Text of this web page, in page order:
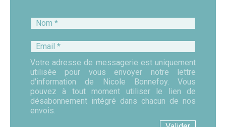
Nom
Email
Votre adresse de messagerie est uniquement
utilisée pour vous envoyer notre lettre
d'information de Nicole Bonnefoy. Vous
pouvez à tout moment utiliser le lien de
désabonnement intégré dans chacun de nos
envois.